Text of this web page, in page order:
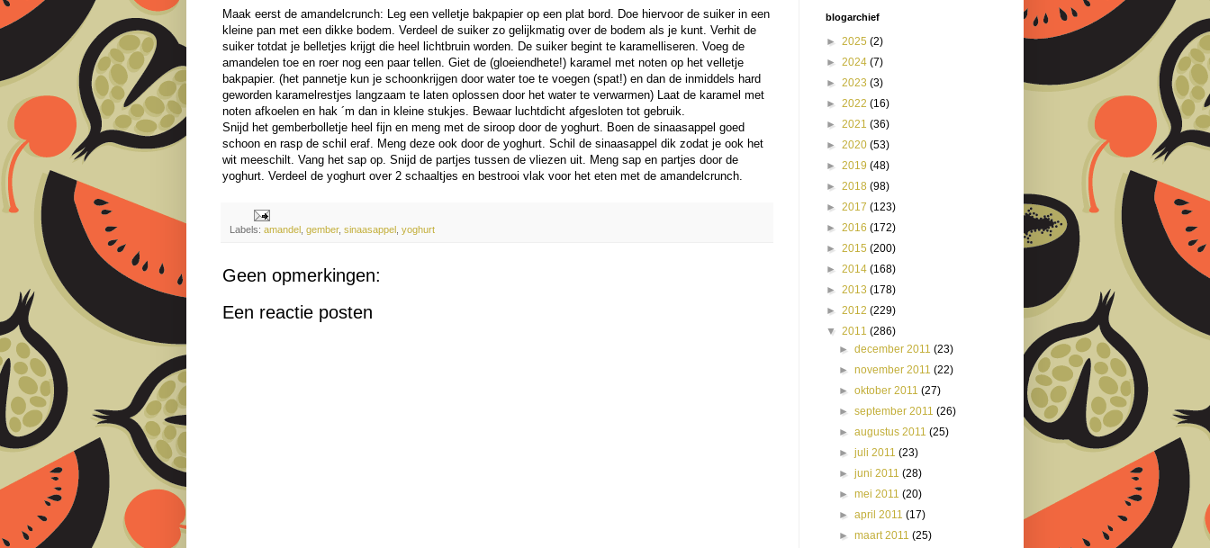
Maak eerst de amandelcrunch: Leg een velletje bakpapier op een plat bord. Doe hiervoor de suiker in een
kleine pan met een dikke bodem. Verdeel de suiker zo gelijkmatig over de bodem als je kunt. Verhit de
suiker totdat je belletjes krijgt die heel lichtbruin worden. De suiker begint te karamelliseren. Voeg de
amandelen toe en roer nog een paar tellen. Giet de (gloeiendhete!) karamel met noten op het velletje
bakpapier. (het pannetje kun je schoonkrijgen door water toe te voegen (spat!) en dan de inmiddels hard
geworden karamelrestjes langzaam te laten oplossen door het water te verwarmen) Laat de karamel met
noten afkoelen en hak ´m dan in kleine stukjes. Bewaar luchtdicht afgesloten tot gebruik.
Snijd het gemberbolletje heel fijn en meng met de siroop door de yoghurt. Boen de sinaasappel goed
schoon en rasp de schil eraf. Meng deze ook door de yoghurt. Schil de sinaasappel dik zodat je ook het
wit meeschilt. Vang het sap op. Snijd de partjes tussen de vliezen uit. Meng sap en partjes door de
yoghurt. Verdeel de yoghurt over 2 schaaltjes en bestrooi vlak voor het eten met de amandelcrunch.
Labels: amandel gember, sinaasappel yoghurt
Geen opmerkingen:
Een reactie posten
blogarchief
► 2025 (2)
► 2024 (7)
► 2023 (3)
► 2022 (16)
► 2021 (36)
► 2020 (53)
► 2019 (48)
► 2018 (98)
► 2017 (123)
► 2016 (172)
► 2015 (200)
► 2014 (168)
► 2013 (178)
► 2012 (229)
▼ 2011 (286)
►december 2011(23)
►november 2011(22)
►oktober 2011(27)
►september 2011(26)
►augustus 2011(25)
►juli 2011(23)
►juni 2011(28)
►mei 2011(20)
►april 2011(17)
►maart 2011(25)